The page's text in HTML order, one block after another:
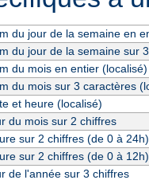
du jour de la semaine en
du jour de la semaine sur
du mois en entier (localisé)
du mois sur 3 caractères
et heure (localisé)
du mois sur 2 chiffres
sur 2 chiffres (de 0 à 24h)
sur 2 chiffres (de 0 à 12h)
de l'année sur 3 chiffres